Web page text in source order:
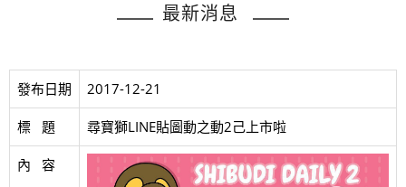
最新消息
發布日期 2017-12-21
標   題 尋寶獅LINE貼圖動之動2己上市啦
內   容